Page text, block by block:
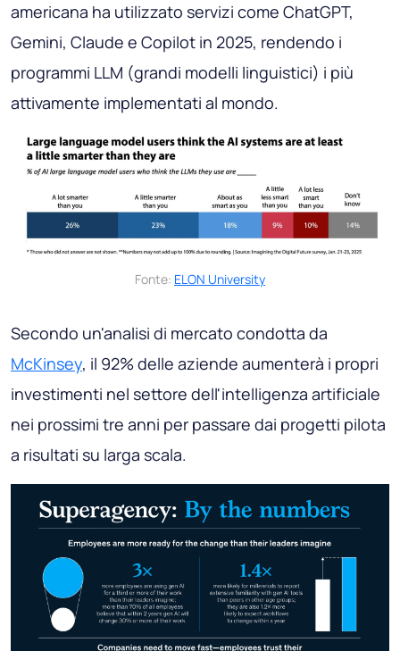
americana ha utilizzato servizi come ChatGPT,
Gemini, Claude e Copilot in 2025, rendendo i
programmi LLM (grandi modelli linguistici) i più
attivamente implementati al mondo.
Fonte: ELON University
Secondo un'analisi di mercato condotta da
McKinsey, il 92% delle aziende aumenterà i propri
investimenti nel settore dell'intelligenza artificiale
nei prossimi tre anni per passare dai progetti pilota
a risultati su larga scala.